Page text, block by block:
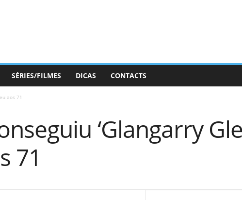
SÉRIES/FILMES DICAS CONTACTS
aos 71
‘Glangarry
71